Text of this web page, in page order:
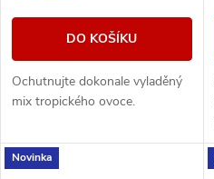
DO KOŠÍKU
Ochutnujte dokonale vyladěný
mix tropického ovoce.
Novinka